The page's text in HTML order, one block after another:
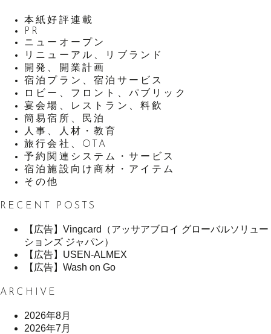
本紙好評連載
PR
ニューオープン
リニューアル、リブランド
開発、開業計画
宿泊プラン、宿泊サービス
ロビー、フロント、パブリック
宴会場、レストラン、料飲
簡易宿所、民泊
人事、人材・教育
旅行会社、OTA
予約関連システム・サービス
宿泊施設向け商材・アイテム
その他
RECENT POSTS
【広告】Vingcard（アッサアブロイ グローバルソリュー
ションズ ジャパン）
【広告】USEN-ALMEX
【広告】Wash on Go
ARCHIVE
2026年8月
2026年7月